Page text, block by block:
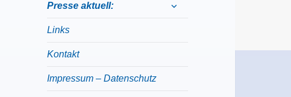
Presse aktuell:
child
Links
Kontakt
Impressum – Datenschutz